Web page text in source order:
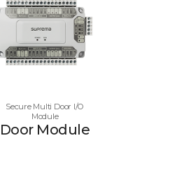
Secure Multi Door I/O
Module
Door Module